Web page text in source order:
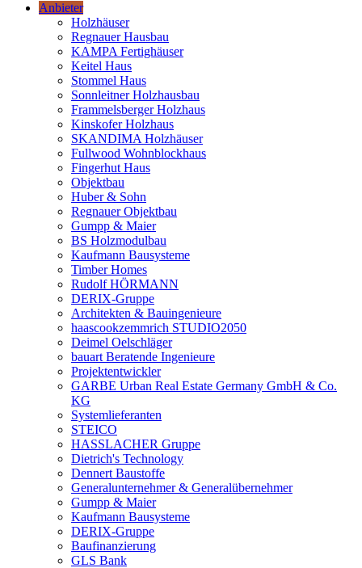
Anbieter
Holzhäuser
Regnauer Hausbau
KAMPA Fertighäuser
Keitel Haus
Stommel Haus
Sonnleitner Holzhausbau
Frammelsberger Holzhaus
Kinskofer Holzhaus
SKANDIMA Holzhäuser
Fullwood Wohnblockhaus
Fingerhut Haus
Objektbau
Huber & Sohn
Regnauer Objektbau
Gumpp & Maier
BS Holzmodulbau
Kaufmann Bausysteme
Timber Homes
Rudolf HÖRMANN
DERIX-Gruppe
Architekten & Bauingenieure
haascookzemmrich STUDIO2050
Deimel Oelschläger
bauart Beratende Ingenieure
Projektentwickler
GARBE Urban Real Estate Germany GmbH & Co.
KG
Systemlieferanten
STEICO
HASSLACHER Gruppe
Dietrich's Technology
Dennert Baustoffe
Generalunternehmer & Generalübernehmer
Gumpp & Maier
Kaufmann Bausysteme
DERIX-Gruppe
Baufinanzierung
GLS Bank